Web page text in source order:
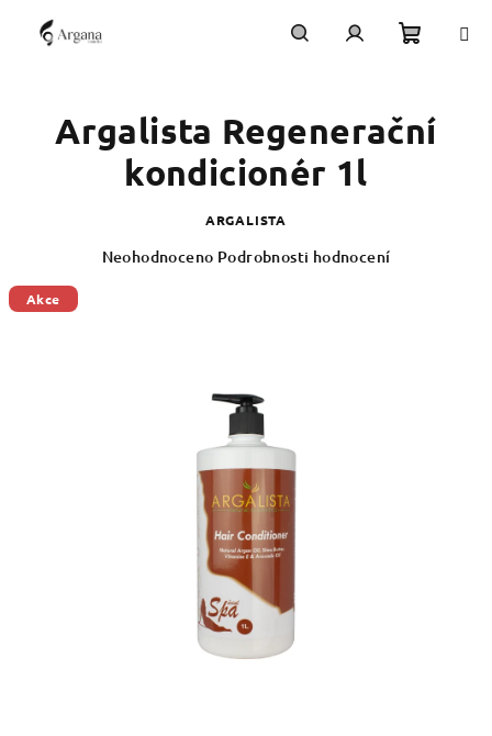
košík
Argalista Regenerační
kondicionér 1l
ARGALISTA
Průměrné
Neohodnoceno Podrobnosti hodnocení
Akce